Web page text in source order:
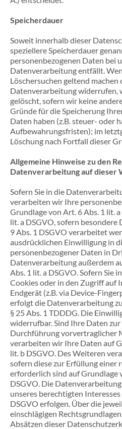
Speicherdauer
Soweit innerhalb dieser
speziellere Speicherdauer
personenbezogenen Daten bei
Datenverarbeitung entfällt.
Löschersuchen geltend
Datenverarbeitung widerrufen,
gelöscht, sofern wir keine
Gründe für die Speicherung
Daten haben (z.B. steuer- oder
Aufbewahrungsfristen); im
Löschung nach Fortfall dieser
Allgemeine Hinweise zu den
Datenverarbeitung auf dieser
Sofern Sie in die
verarbeiten wir Ihre
Grundlage von Art. 6 Abs. 1 lit.
lit. a DSGVO, sofern besondere
9 Abs. 1 DSGVO verarbeitet
ausdrücklichen Einwilligung in
personenbezogener Daten in
Datenverarbeitung außerdem
Abs. 1 lit. a DSGVO. Sofern Sie
Cookies oder in den Zugriff auf
Endgerät (z.B. via Device-
erfolgt die Datenverarbeitung
§ 25 Abs. 1 TDDDG. Die
widerrufbar. Sind Ihre Daten
Durchführung vorvertraglicher
verarbeiten wir Ihre Daten auf
lit. b DSGVO. Des Weiteren
sofern diese zur Erfüllung
erforderlich sind auf Grundlage
DSGVO. Die
unseres berechtigten
DSGVO erfolgen. Über die
einschlägigen
Absätzen dieser